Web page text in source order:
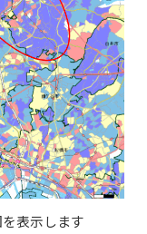
表示します